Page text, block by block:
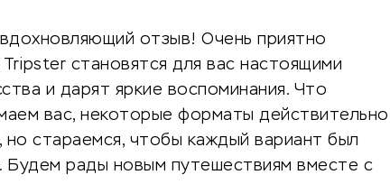
отзыв! Очень приятно
Tripster становятся для вас настоящими
и дарят яркие воспоминания. Что
вас, некоторые форматы действительно
стараемся, чтобы каждый вариант был
Будем рады новым путешествиям вместе с